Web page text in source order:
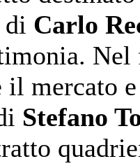
Carlo
Nel
il mercato
Stefano